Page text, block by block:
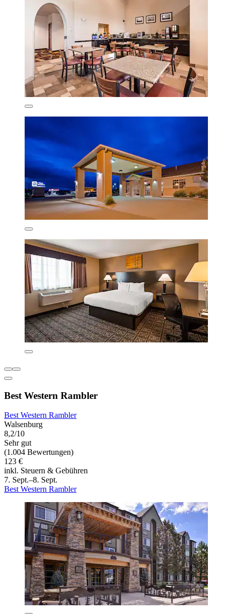
Best Western Rambler
Best Western Rambler
Walsenburg
8,2/10
Sehr gut
(1.004 Bewertungen)
123 €
inkl. Steuern & Gebühren
7. Sept.–8. Sept.
Best Western Rambler